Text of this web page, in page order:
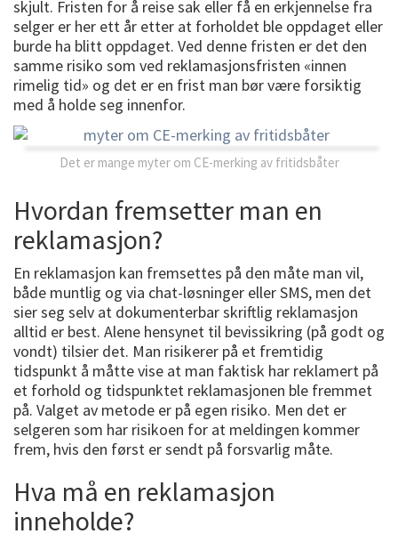
skjult. Fristen for å reise sak eller få en erkjennelse fra
selger er her ett år etter at forholdet ble oppdaget eller
burde ha blitt oppdaget. Ved denne fristen er det den
samme risiko som ved reklamasjonsfristen «innen
rimelig tid» og det er en frist man bør være forsiktig
med å holde seg innenfor.
Det er mange myter om CE-merking av fritidsbåter
Hvordan fremsetter man en
reklamasjon?
En reklamasjon kan fremsettes på den måte man vil,
både muntlig og via chat-løsninger eller SMS, men det
sier seg selv at dokumenterbar skriftlig reklamasjon
alltid er best. Alene hensynet til bevissikring (på godt og
vondt) tilsier det. Man risikerer på et fremtidig
tidspunkt å måtte vise at man faktisk har reklamert på
et forhold og tidspunktet reklamasjonen ble fremmet
på. Valget av metode er på egen risiko. Men det er
selgeren som har risikoen for at meldingen kommer
frem, hvis den først er sendt på forsvarlig måte.
Hva må en reklamasjon
inneholde?